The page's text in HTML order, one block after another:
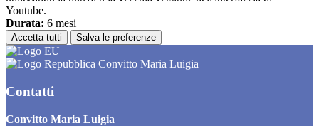
Youtube.
Durata: 6 mesi
Accetta tutti Salva le preferenze
Convitto Maria Luigia
Contatti
Convitto Maria Luigia